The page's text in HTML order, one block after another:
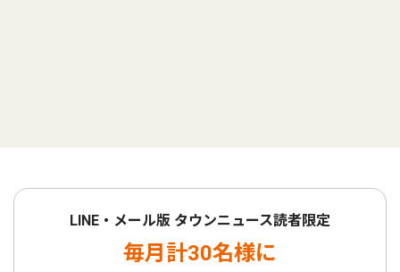
LINE・メール版 タウンニュース読者限定
毎月計30名様に